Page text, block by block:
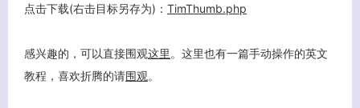
点击下载(右击目标另存为)： TimThumb.php
感兴趣的，可以直接围观这里 。这里也有一篇手动操作的英文
教程，喜欢折腾的请围观。